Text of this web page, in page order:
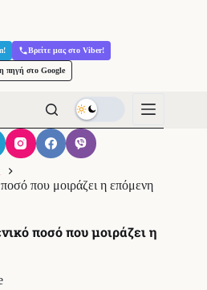
Βρείτε μας στο Viber!
πηγή στο Google
που μοιράζει η επόμενη
ποσό που μοιράζει η